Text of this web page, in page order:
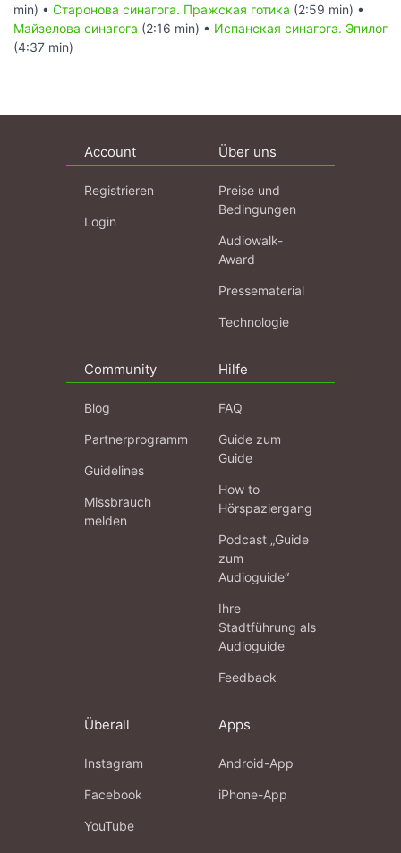
min) • Старонова синагога. Пражская готика (2:59 min) •
Майзелова синагога (2:16 min) • Испанская синагога. Эпилог
(4:37 min)
Account
Registrieren
Login
Über uns
Preise und
Bedingungen
Audiowalk-
Award
Pressematerial
Technologie
Community
Blog
Partnerprogramm
Guidelines
Missbrauch
melden
Hilfe
FAQ
Guide zum
Guide
How to
Hörspaziergang
Podcast „Guide
zum
Audioguide“
Ihre
Stadtführung als
Audioguide
Feedback
Überall
Instagram
Facebook
YouTube
Apps
Android-App
iPhone-App